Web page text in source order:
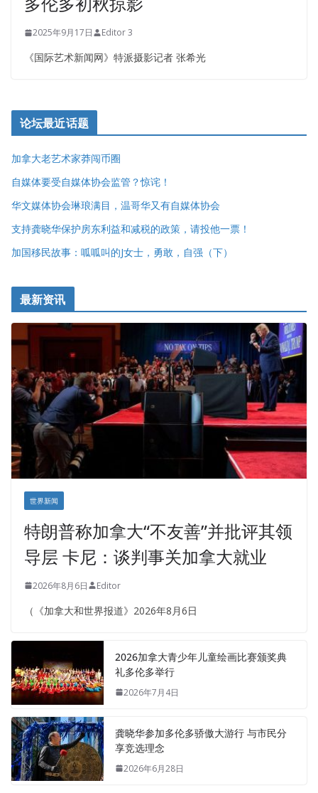
2025年9月17日 Editor 3
《国际艺术新闻网》特派摄影记者 张希光
论坛最近话题
加拿大老艺术家莽闯币圈
自媒体要受自媒体协会监管？惊诧！
华文媒体协会琳琅满目，温哥华又有自媒体协会
支持龚晓华保护房东利益和减税的政策，请投他一票！
加国移民故事：呱呱叫的J女士，勇敢，自强（下）
最新资讯
世界新闻
特朗普称加拿大“不友善”并批评其领
导层 卡尼：谈判事关加拿大就业
2026年8月6日 Editor
（《加拿大和世界报道》2026年8月6日
2026加拿大青少年儿童绘画比赛颁奖典
礼多伦多举行
2026年7月4日
龚晓华参加多伦多骄傲大游行 与市民分
享竞选理念
2026年6月28日